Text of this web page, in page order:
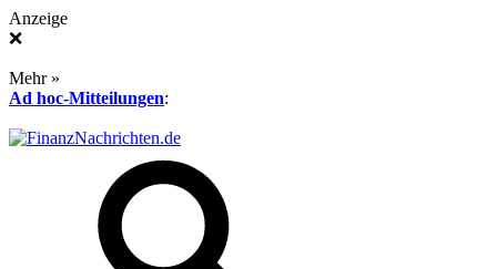
Anzeige
❌
Mehr »
Ad hoc-Mitteilungen: